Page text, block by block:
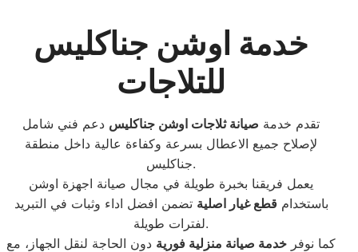
خدمة اوشن جناكليس
للتلاجات
تقدم خدمة صيانة ثلاجات اوشن جناكليس دعم فني شامل
لإصلاح جميع الاعطال بسرعة وكفاءة عالية داخل منطقة
جناكليس.
يعمل فريقنا بخبرة طويلة في مجال صيانة اجهزة اوشن
باستخدامقطع غيار اصلية تضمن افضل اداء وثبات في التبريد
لفترات طويلة.
كما نوفر خدمة صيانة منزلية فورية دون الحاجة لنقل الجهاز، مع